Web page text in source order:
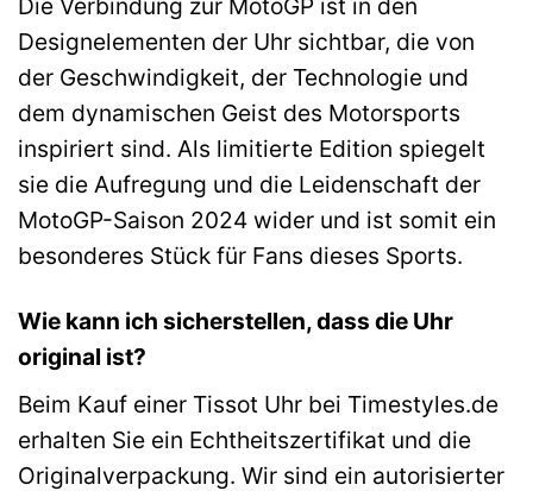
Die Verbindung zur MotoGP ist in den
Designelementen der Uhr sichtbar, die von
der Geschwindigkeit, der Technologie und
dem dynamischen Geist des Motorsports
inspiriert sind. Als limitierte Edition spiegelt
sie die Aufregung und die Leidenschaft der
MotoGP-Saison 2024 wider und ist somit ein
besonderes Stück für Fans dieses Sports.
Wie kann ich sicherstellen, dass die Uhr
original ist?
Beim Kauf einer Tissot Uhr bei Timestyles.de
erhalten Sie ein Echtheitszertifikat und die
Originalverpackung. Wir sind ein autorisierter